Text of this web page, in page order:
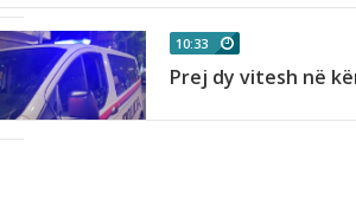
10:33
Prej dy vitesh në